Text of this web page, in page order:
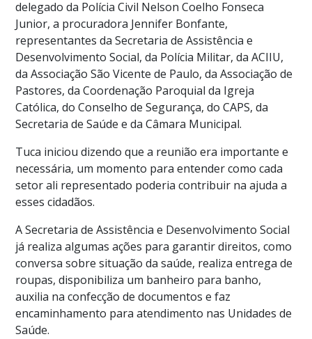
delegado da Polícia Civil Nelson Coelho Fonseca
Junior, a procuradora Jennifer Bonfante,
representantes da Secretaria de Assistência e
Desenvolvimento Social, da Polícia Militar, da ACIIU,
da Associação São Vicente de Paulo, da Associação de
Pastores, da Coordenação Paroquial da Igreja
Católica, do Conselho de Segurança, do CAPS, da
Secretaria de Saúde e da Câmara Municipal.
Tuca iniciou dizendo que a reunião era importante e
necessária, um momento para entender como cada
setor ali representado poderia contribuir na ajuda a
esses cidadãos.
A Secretaria de Assistência e Desenvolvimento Social
já realiza algumas ações para garantir direitos, como
conversa sobre situação da saúde, realiza entrega de
roupas, disponibiliza um banheiro para banho,
auxilia na confecção de documentos e faz
encaminhamento para atendimento nas Unidades de
Saúde.